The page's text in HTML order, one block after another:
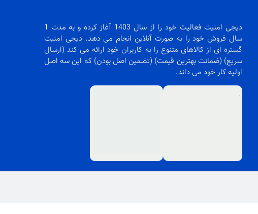
دیجی امنیت فعالیت خود را از سال 1403 آغاز کرده و به مدت 1
سال فروش خود را به صورت آنلاین انجام می دهد. دیجی امنیت
گستره ای از کالاهای متنوع را به کاربران خود ارائه می کند (ارسال
سریع) (ضمانت بهترین قیمت) (تضمین اصل بودن) که این سه اصل
اولیه کار خود می داند.